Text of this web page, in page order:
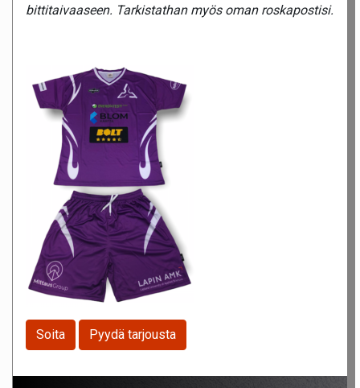
bittitaivaaseen. Tarkistathan myös oman roskapostisi.
Soita Pyydä tarjousta